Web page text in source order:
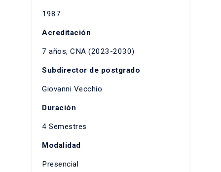
1987
Acreditación
7 años, CNA (2023-2030)
Subdirector de postgrado
Giovanni Vecchio
Duración
4 Semestres
Modalidad
Presencial